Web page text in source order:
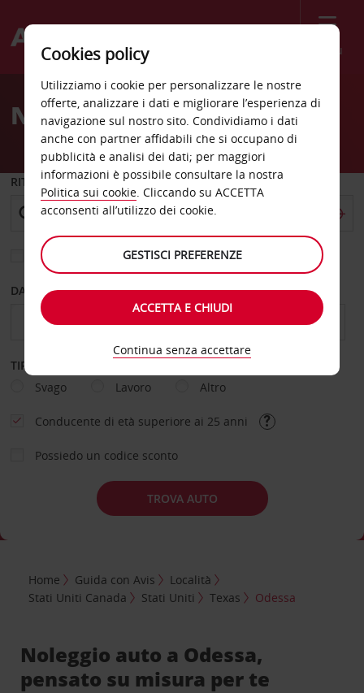
Menù
Welcome
AvisNoleggio auto Odessa
RITIRO DA
Scegli una località di riconsegna diversa
DAL GIORNO AL GIORNO
TIPOLOGIA DI NOLEGGIO
Svago
Lavoro Altro
Conducente di età superiore ai 25 anni
Possiedo un codice sconto
TROVA AUTO
Home Guida con Avis
Località
Stati Uniti Canada
Stati Uniti Texas Odessa
Noleggio auto a Odessa,
pensato su misura per te
Cookies policy
Utilizziamo i cookie per personalizzare le nostre
offerte, analizzare i dati e migliorare l’esperienza di
navigazione sul nostro sito. Condividiamo i dati
anche con partner affidabili che si occupano di
pubblicità e analisi dei dati; per maggiori
informazioni è possibile consultare la nostra
Politica sui cookie. Cliccando su ACCETTA
acconsenti all’utilizzo dei cookie.
GESTISCI PREFERENZE
ACCETTA E CHIUDI
Continua senza accettare